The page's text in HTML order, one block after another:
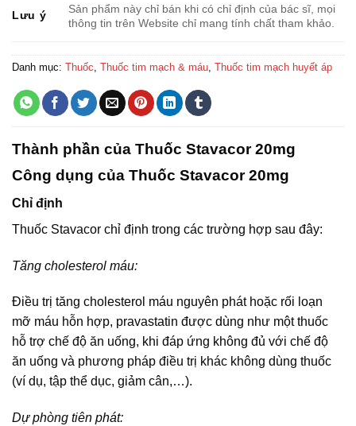
Lưu ý
Sản phẩm này chỉ bán khi có chỉ định của bác sĩ, mọi
thông tin trên Website chỉ mang tính chất tham khảo.
Danh mục: Thuốc Thuốc tim mạch & máu Thuốc tim mạch huyết áp
Thành phần của Thuốc Stavacor 20mg
Công dụng của Thuốc Stavacor 20mg
Chỉ định
Thuốc Stavacor chỉ định trong các trường hợp sau đây:
Tăng cholesterol máu:
Điều trị tăng cholesterol máu nguyên phát hoặc rối loạn
mỡ máu hỗn hợp, pravastatin được dùng như một thuốc
hỗ trợ chế độ ăn uống, khi đáp ứng không đủ với chế độ
ăn uống và phương pháp điều trị khác không dùng thuốc
(ví dụ, tập thể dục, giảm cân,…).
Dự phòng tiên phát: